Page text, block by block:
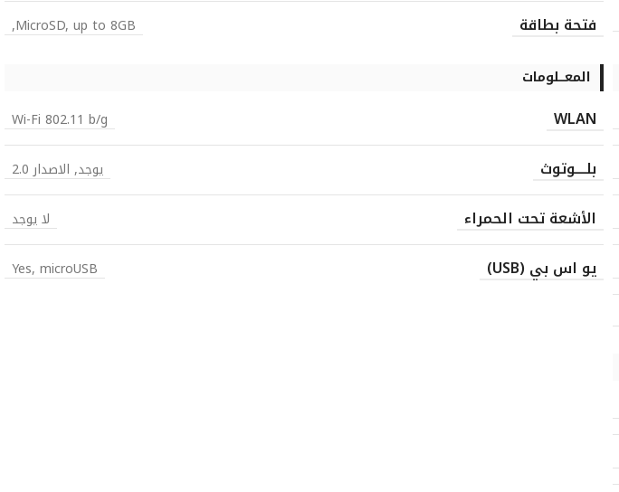
فتحة بطاقة MicroSD, up to 8GB,
المعـــلومات
WLAN
Wi-Fi 802.11 b/g
بلــــوتوث يوجد, الاصدار 2.0
الأشعة تحت الحمراء لا يوجد
يو اس بي (USB) Yes, microUSB